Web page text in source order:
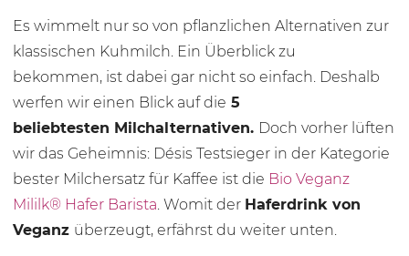
Es wimmelt nur so von pflanzlichen Alternativen zur
klassischen Kuhmilch. Ein Überblick zu
bekommen, ist dabei gar nicht so einfach. Deshalb
werfen wir einen Blick auf die 5
beliebtesten Milchalternativen. Doch vorher lüften
wir das Geheimnis: Désis Testsieger in der Kategorie
bester Milchersatz für Kaffee ist die Bio Veganz
Mililk® Hafer Barista. Womit der Haferdrink von
Veganz überzeugt, erfährst du weiter unten.